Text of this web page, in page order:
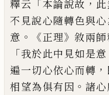
釋云 「本論說故 ，
不見說心隨轉色與心
意 。 《正理》敘兩師
「我於此中見如是意
遍一切心依心而轉 ，
相望為俱有因 。 諸